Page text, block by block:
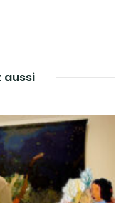
aussi